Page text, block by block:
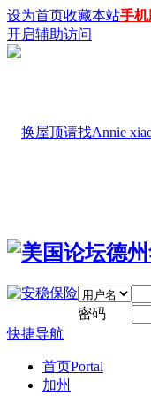
设为首页收藏本站手机
开启辅助访问
密码
快捷导航
首页Portal
加州